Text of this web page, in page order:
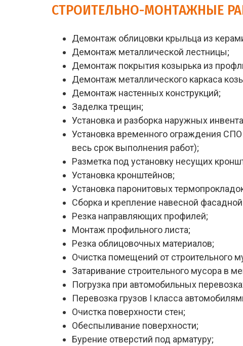
СТРОИТЕЛЬНО-МОНТАЖНЫЕ
Демонтаж облицовки крыльца из
Демонтаж металлической лестницы;
Демонтаж покрытия козырька из
Демонтаж металлического каркаса
Демонтаж настенных конструкций;
Заделка трещин;
Установка и разборка наружных
Установка временного ограждения
весь срок выполнения работ);
Разметка под установку несущих
Установка кронштейнов;
Установка паронитовых
Сборка и крепление навесной
Резка направляющих профилей;
Монтаж профильного листа;
Резка облицовочных материалов;
Очистка помещений от строительного
Затаривание строительного мусора в
Погрузка при автомобильных
Перевозка грузов I класса
Очистка поверхности стен;
Обеспыливание поверхности;
Бурение отверстий под арматуру;